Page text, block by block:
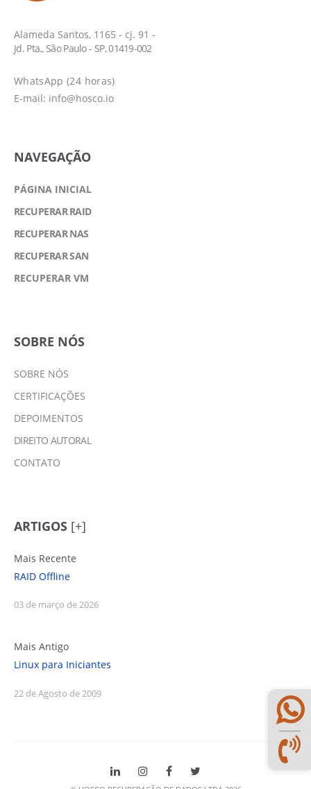
Alameda Santos, 1165 - cj. 91 -
Jd. Pta., São Paulo - SP, 01419-002
WhatsApp (24 horas)
E-mail: info@hosco.io
NAVEGAÇÃO
PÁGINA INICIAL
RECUPERAR RAID
RECUPERAR NAS
RECUPERAR SAN
RECUPERAR VM
SOBRE NÓS
SOBRE NÓS
CERTIFICAÇÕES
DEPOIMENTOS
DIREITO AUTORAL
CONTATO
ARTIGOS [+]
Mais Recente
RAID Offline
03 de março de 2026
Mais Antigo
Linux para Iniciantes
22 de Agosto de 2009